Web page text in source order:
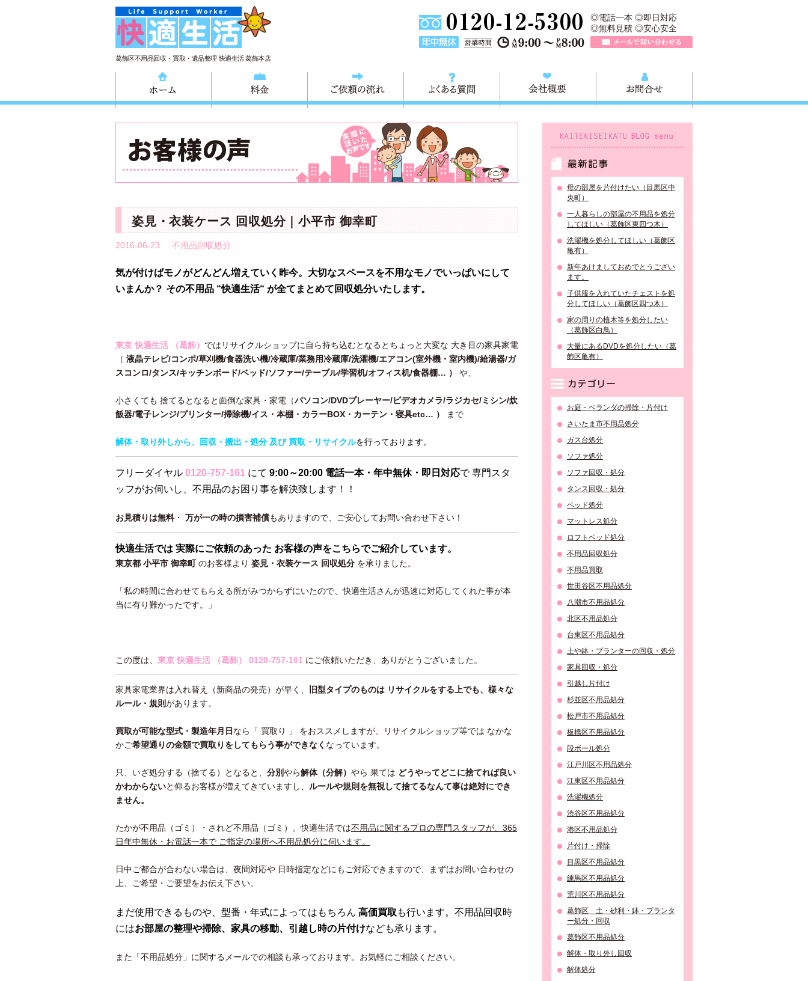
葛飾区不用品回収・買取・遺品整理 快適生活 葛飾本店
TEL 0120-757-161（年中無休）営業時間AM9:00～
◎電話一本 ◎即日対応
◎無料見積 ◎安心安全
ご依頼の流れ よくある質問
姿見・衣装ケース 回収処分｜小平市 御幸町
2016-06-23 不用品回収処分
気が付けばモノがどんどん増えていく昨今。大切なスペースを不用なモノでいっぱいにして
いまんか？ その不用品 “快適生活“ が全てまとめて回収処分いたします。
東京 快適生活 （葛飾） ではリサイクルショップに自ら持ち込むとなるとちょっと大変な 大き目の家具家電
（ 液晶テレビ/コンポ/草刈機/食器洗い機/冷蔵庫/業務用冷蔵庫/洗濯機/エアコン(室外機・室内機)/給湯器/ガ
スコンロ/タンス/キッチンボード/ベッド/ソファー/テーブル/学習机/オフィス机/食器棚… ） や、
小さくても 捨てるとなると面倒な家具・家電（パソコン/DVDプレーヤー/ビデオカメラ/ラジカセ/ミシン/炊
飯器/電子レンジ/プリンター/掃除機/イス・本棚・カラーBOX・カーテン・寝具etc… ）
まで
解体・取り外しから、回収・搬出・処分 及び 買取・リサイクルを行っております。
フリーダイヤル 0120-757-161 にて 9:00～20:00 電話一本・年中無休・即日対応で 専門スタ
ッフがお伺いし、不用品のお困り事を解決致します！！
お見積りは無料・ 万が一の時の損害補償もありますので、ご安心してお問い合わせ下さい！
快適生活では 実際にご依頼のあった お客様の声をこちらでご紹介しています。
東京都 小平市 御幸町のお客様より 姿見・衣装ケース 回収処分 を承りました。
「私の時間に合わせてもらえる所がみつからずにいたので、快適生活さんが迅速に対応してくれた事が本
当に有り難かったです。」
この度は、 東京 快適生活 （葛飾） 0120-757-161 にご依頼いただき、ありがとうございました。
家具家電業界は入れ替え（新商品の発売）が早く、
旧型タイプのものは リサイクルをする上でも、様々な
ルール・規則があります。
買取が可能な型式・製造年月日 なら「 買取り 」 をおススメしますが、リサイクルショップ等では なかな
かご希望通りの金額で買取りをしてもらう事ができなく なっています。
只、いざ処分する（捨てる）となると、 分別やら解体（分解） やら 果ては どうやってどこに捨てれば良い
かわからないと仰るお客様が増えてきていますし、 ルールや規則を無視して捨てるなんて事は絶対にでき
ません。
たかが不用品（ゴミ）・されど不用品（ゴミ）。快適生活では不用品に関するプロの専門スタッフが、365
日年中無休・お電話一本で ご指定の場所へ不用品処分に伺います。
日中ご都合が合わない場合は、夜間対応や 日時指定などにもご対応できますので、まずはお問い合わせの
上、ご希望・ご要望をお伝え下さい。
まだ使用できるものや、型番・年式によってはもちろん 高価買取 も行います。不用品回収時
にはお部屋の整理や掃除、家具の移動、引越し時の片付けなども承ります。
また「不用品処分」に関するメールでの相談も承っております。お気軽にご相談ください。
母の部屋を片付けたい（目黒区中
央町）
一人暮らしの部屋の不用品を処分
してほしい（葛飾区東四つ木）
洗濯機を処分してほしい（葛飾区
亀有）
新年あけましておめでとうござい
ます。
子供服を入れていたチェストを処
分してほしい（葛飾区四つ木）
家の周りの植木等を処分したい
（葛飾区白鳥）
大量にあるDVDを処分したい（葛
飾区亀有）
お庭・ベランダの掃除・片付け
さいたま市不用品処分
ガス台処分
ソファ処分
ソファ回収・処分
タンス回収・処分
ベッド処分
マットレス処分
ロフトベッド処分
不用品回収処分
不用品買取
世田谷区不用品処分
八潮市不用品処分
北区不用品処分
台東区不用品処分
土や鉢・プランターの回収・処分
家具回収・処分
引越し片付け
杉並区不用品処分
松戸市不用品処分
板橋区不用品処分
段ボール処分
江戸川区不用品処分
江東区不用品処分
洗濯機処分
渋谷区不用品処分
港区不用品処分
片付け・掃除
目黒区不用品処分
練馬区不用品処分
荒川区不用品処分
葛飾区 土・砂利・鉢・プランタ
ー処分・回収
葛飾区不用品処分
解体・取り外し回収
解体処分